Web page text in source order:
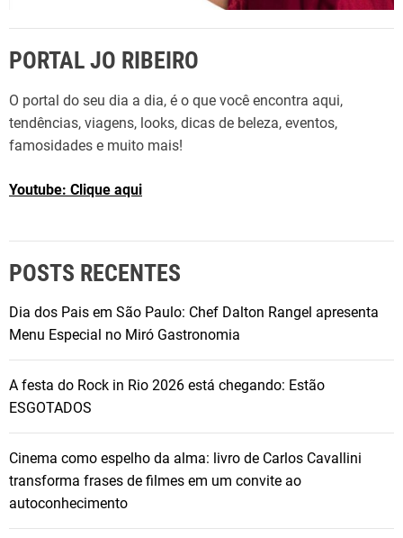
PORTAL JO RIBEIRO
O portal do seu dia a dia, é o que você encontra aqui,
tendências, viagens, looks, dicas de beleza, eventos,
famosidades e muito mais!
Youtube: Clique aqui
POSTS RECENTES
Dia dos Pais em São Paulo: Chef Dalton Rangel apresenta
Menu Especial no Miró Gastronomia
A festa do Rock in Rio 2026 está chegando: Estão
ESGOTADOS
Cinema como espelho da alma: livro de Carlos Cavallini
transforma frases de filmes em um convite ao
autoconhecimento